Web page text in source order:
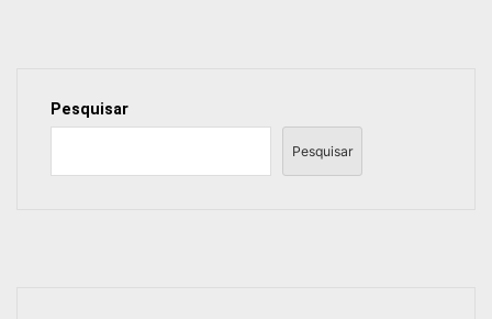
Pesquisar
Pesquisar